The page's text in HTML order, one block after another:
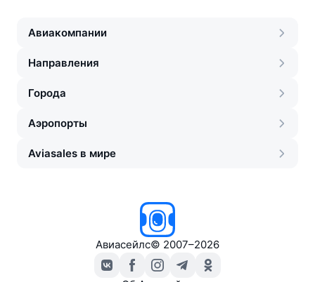
Авиакомпании
Направления
Города
Аэропорты
Aviasales в мире
Авиасейлс© 2007–2026